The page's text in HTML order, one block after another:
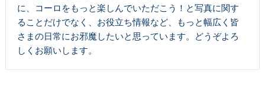
に、コーロをもっと楽しんでいただこう！と写真に関す
ることだけでなく、お役立ち情報など、もっと幅広く皆
さまの日常にお邪魔したいと思っています。どうぞよろ
しくお願いします。